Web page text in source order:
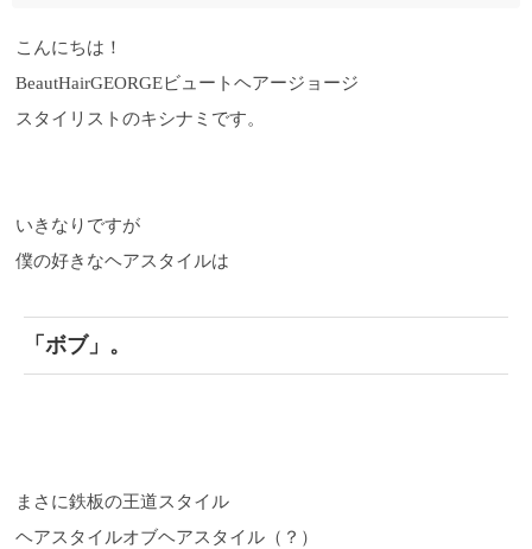
こんにちは！
BeautHairGEORGEビュートヘアージョージ
スタイリストのキシナミです。
いきなりですが
僕の好きなヘアスタイルは
「ボブ」。
まさに鉄板の王道スタイル
ヘアスタイルオブヘアスタイル（？）